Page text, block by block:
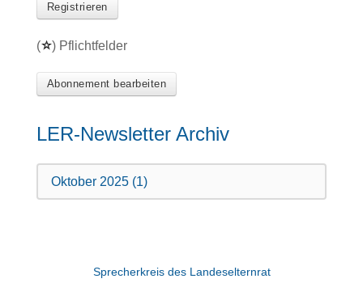
Registrieren
( ) Pflichtfelder
Abonnement bearbeiten
LER-Newsletter Archiv
Oktober 2025 (1)
Sprecherkreis des Landeselternrat